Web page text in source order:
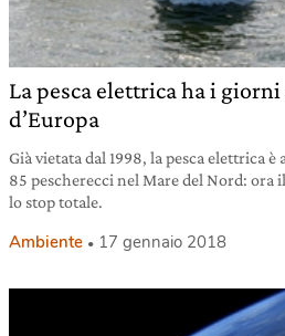
La pesca elettrica ha i
d’Europa
Già vietata dal 1998, la pesca elettrica
85 pescherecci nel Mare del Nord: ora
lo stop totale.
Ambiente 17 gennaio 2018